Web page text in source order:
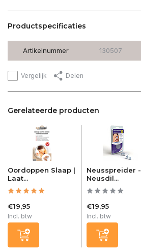
Productspecificaties
Artikelnummer 130507
Vergelijk Delen
Gerelateerde producten
Oordoppen Slaap |
Laat...
€19,95
Incl. btw
Neusspreider -
Neusdil...
€19,95
Incl. btw